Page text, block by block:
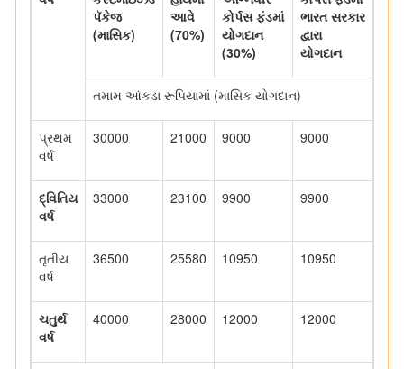
પૅકેજ
(માસિક)
આવે
(70%)
કોર્પસ ફંડમાં
યોગદાન
(30%)
ભારત સરકાર
દ્વારા
યોગદાન
તમામ આંકડા રૂપિયામાં (માસિક યોગદાન)
પ્રથમ
વર્ષ
30000 21000 9000 9000
દ્વિતિય
વર્ષ
33000 23100 9900 9900
તૃતીય
વર્ષ
36500 25580 10950 10950
ચતુર્થ
વર્ષ
40000 28000 12000 12000